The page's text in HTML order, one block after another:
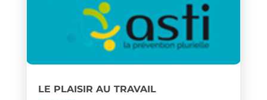
LE PLAISIR AU TRAVAIL